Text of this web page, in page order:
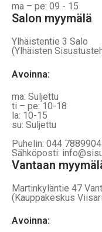
ma – pe: 09 - 15
Salon myymälä
Ylhäistentie 3 Salo
(Ylhäisten
Avoinna:
ma: Suljettu
ti – pe: 10-18
la: 10-15
su: Suljettu
Puhelin: 044 7889904
Sähköposti:
Vantaan
Martinkyläntie 47
(Kauppakeskus
Avoinna: